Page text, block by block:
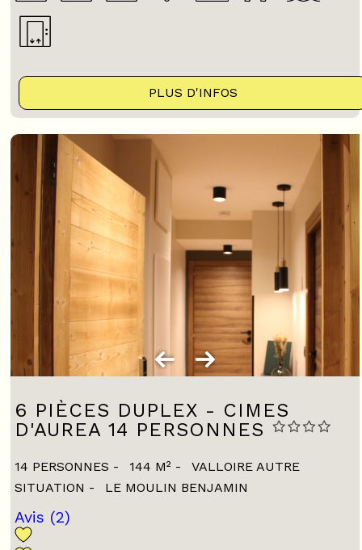
PLUS D'INFOS
6 PIÈCES DUPLEX - CIMES
D'AUREA 14 PERSONNES
14 PERSONNES 144 M²
VALLOIRE AUTRE
SITUATION
LE MOULIN BENJAMIN
Avis (2)